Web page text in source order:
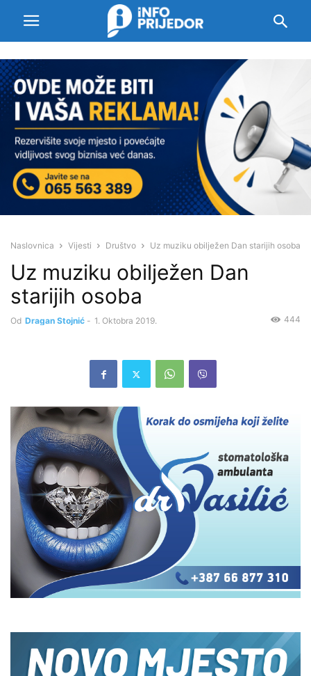
Naslovnica Vijesti Društvo Uz muziku obilježen Dan starijih osoba
Uz muziku obilježen Dan
starijih osoba
Od Dragan Stojnić - 1. Oktobra 2019. 444